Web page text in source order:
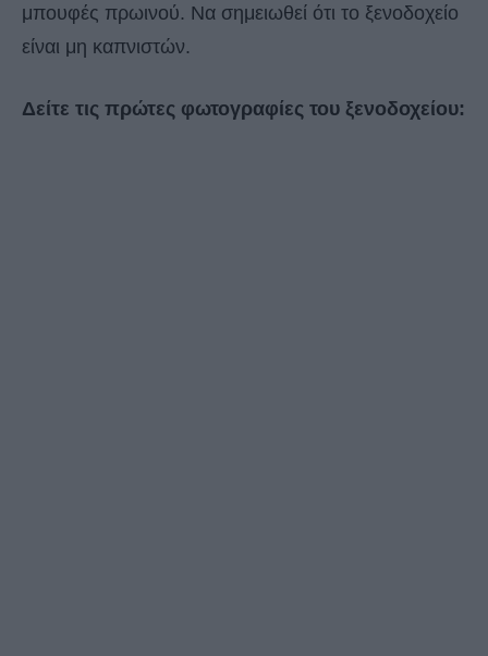
μπουφές πρωινού. Να σημειωθεί ότι το ξενοδοχείο
είναι μη καπνιστών.
Δείτε τις πρώτες φωτογραφίες του ξενοδοχείου: